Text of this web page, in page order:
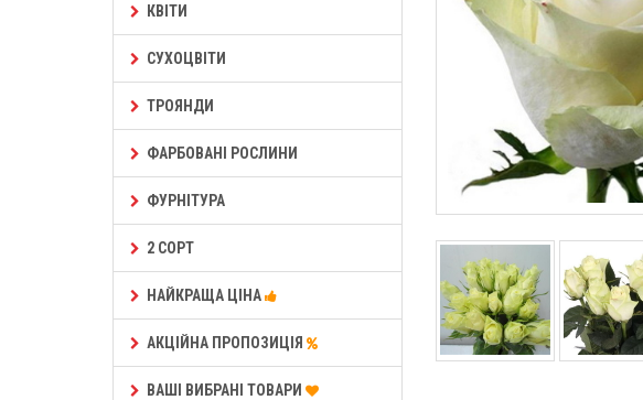
КВІТИ
СУХОЦВІТИ
ТРОЯНДИ
ФАРБОВАНІ РОСЛИНИ
ФУРНІТУРА
2 СОРТ
НАЙКРАЩА ЦІНА
АКЦІЙНА ПРОПОЗИЦІЯ
ВАШІ ВИБРАНІ ТОВАРИ